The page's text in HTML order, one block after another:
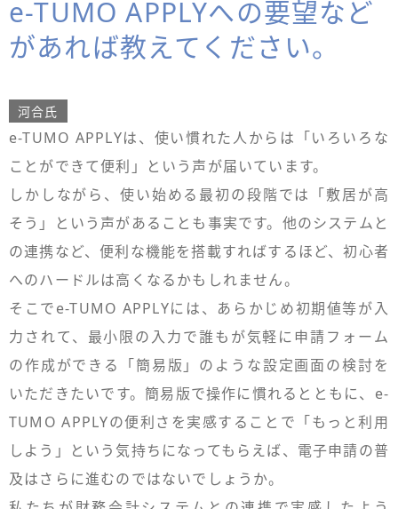
e-TUMO APPLYへの要望など
があれば教えてください。
河合氏
e-TUMO APPLYは、使い慣れた人からは「いろいろな
ことができて便利」という声が届いています。
しかしながら、使い始める最初の段階では「敷居が高
そう」という声があることも事実です。他のシステムと
の連携など、便利な機能を搭載すればするほど、初心者
へのハードルは高くなるかもしれません。
そこでe-TUMO APPLYには、あらかじめ初期値等が入
力されて、最小限の入力で誰もが気軽に申請フォーム
の作成ができる「簡易版」のような設定画面の検討を
いただきたいです。簡易版で操作に慣れるとともに、e-
TUMO APPLYの便利さを実感することで「もっと利用
しよう」という気持ちになってもらえば、電子申請の普
及はさらに進むのではないでしょうか。